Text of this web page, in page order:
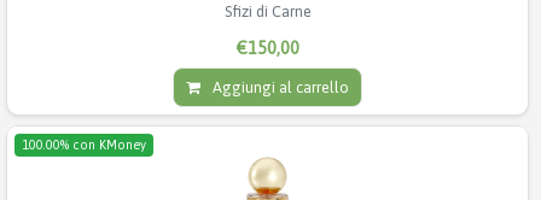
Sfizi di Carne
€150,00
Aggiungi al carrello
100.00% con KMoney